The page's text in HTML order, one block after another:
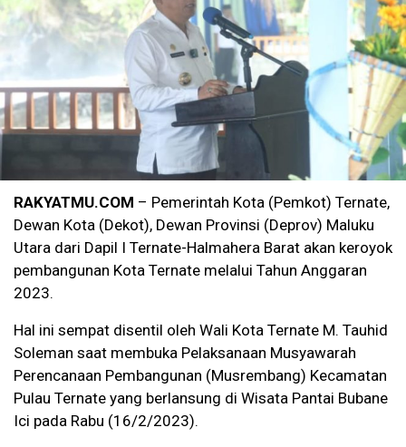
RAKYATMU.COM – Pemerintah Kota (Pemkot) Ternate,
Dewan Kota (Dekot), Dewan Provinsi (Deprov) Maluku
Utara dari Dapil I Ternate-Halmahera Barat akan keroyok
pembangunan Kota Ternate melalui Tahun Anggaran
2023.
Hal ini sempat disentil oleh Wali Kota Ternate M. Tauhid
Soleman saat membuka Pelaksanaan Musyawarah
Perencanaan Pembangunan (Musrembang) Kecamatan
Pulau Ternate yang berlansung di Wisata Pantai Bubane
Ici pada Rabu (16/2/2023).